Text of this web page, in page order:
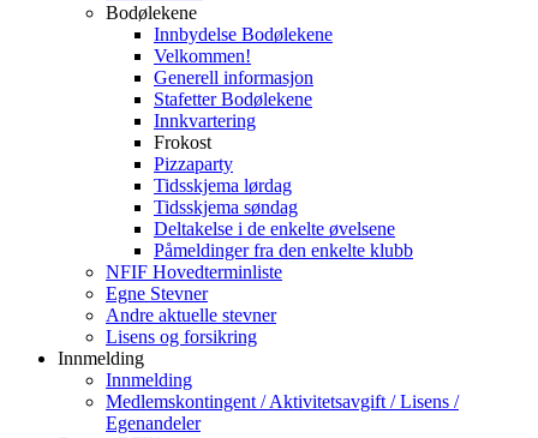
Bodølekene
Innbydelse Bodølekene
Velkommen!
Generell informasjon
Stafetter Bodølekene
Innkvartering
Frokost
Pizzaparty
Tidsskjema lørdag
Tidsskjema søndag
Deltakelse i de enkelte øvelsene
Påmeldinger fra den enkelte klubb
NFIF Hovedterminliste
Egne Stevner
Andre aktuelle stevner
Lisens og forsikring
Innmelding
Innmelding
Medlemskontingent / Aktivitetsavgift / Lisens /
Egenandeler